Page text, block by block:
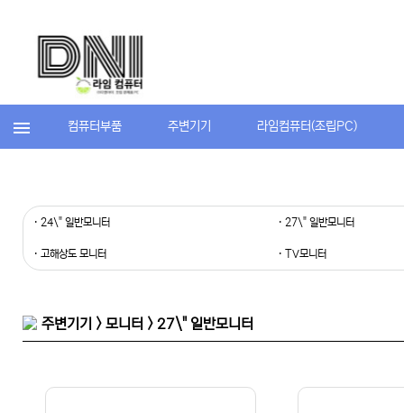
컴퓨터부품 주변기기 라임컴퓨터(조립PC)
· 24\" 일반모니터 · 27\" 일반모니터
· 고해상도 모니터 · TV모니터
주변기기 > 모니터 > 27\" 일반모니터